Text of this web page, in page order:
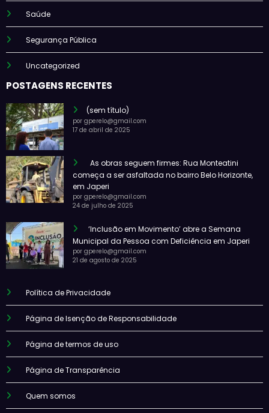
Saúde
Segurança Pública
Uncategorized
POSTAGENS RECENTES
(sem título)
por gperelo@gmail.com
17 de abril de 2025
As obras seguem firmes: Rua Monteatini
começa a ser asfaltada no bairro Belo Horizonte,
em Japeri
por gperelo@gmail.com
24 de julho de 2025
‘Inclusão em Movimento’ abre a Semana
Municipal da Pessoa com Deficiência em Japeri
por gperelo@gmail.com
21 de agosto de 2025
Política de Privacidade
Página de Isenção de Responsabilidade
Página de termos de uso
Página de Transparência
Quem somos